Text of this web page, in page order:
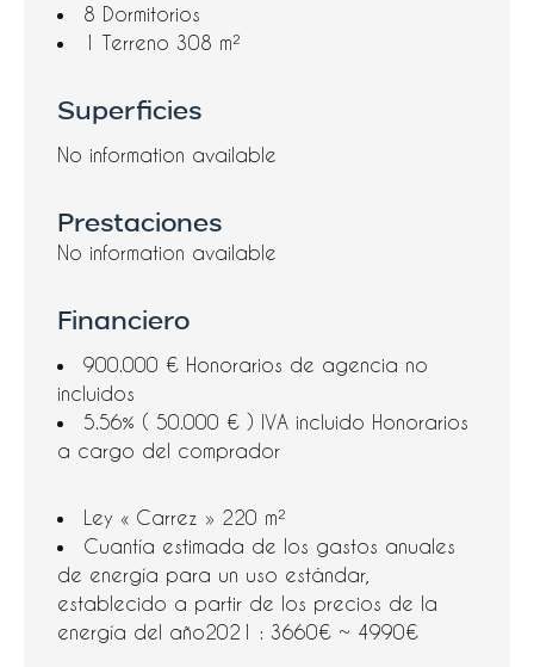
8 Dormitorios
1 Terreno 308 m²
Superficies
No information available
Prestaciones
No information available
Financiero
900.000 € Honorarios de agencia no
incluidos
5.56% ( 50.000 € ) IVA incluido Honorarios
a cargo del comprador
Ley « Carrez » 220 m²
Cuantía estimada de los gastos anuales
de energía para un uso estándar,
establecido a partir de los precios de la
energía del año2021 : 3660€ ~ 4990€